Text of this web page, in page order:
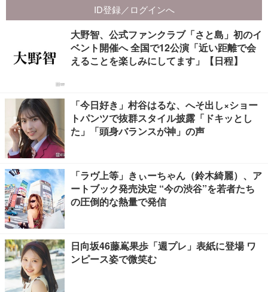
大野智、公式ファンクラブ「さと島」初のイ
ベント開催へ 全国で12公演「近い距離で会
えることを楽しみにしてます」【日程】
「今日好き」村谷はるな、へそ出し×ショー
トパンツで抜群スタイル披露「ドキッとし
た」「頭身バランスが神」の声
「ラヴ上等」きぃーちゃん（鈴木綺麗）、ア
ートブック発売決定 “今の渋谷”を若者たち
の圧倒的な熱量で発信
日向坂46藤嶌果歩「週プレ」表紙に登場 ワ
ンピース姿で微笑む